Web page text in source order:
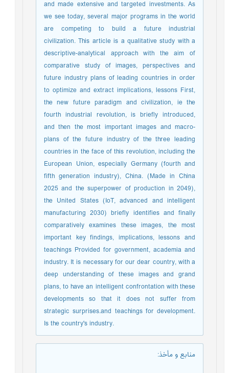
and made extensive and targeted investments. As
we see today, several major programs in the world
are competing to build a future industrial
civilization. This article is a qualitative study with a
descriptive-analytical approach with the aim of
comparative study of images, perspectives and
future industry plans of leading countries in order
to optimize and extract implications, lessons First,
the new future paradigm and civilization, ie the
fourth industrial revolution, is briefly introduced,
and then the most important images and macro-
plans of the future industry of the three leading
countries in the face of this revolution, including the
European Union, especially Germany (fourth and
fifth generation industry), China. (Made in China
2025 and the superpower of production in 2049),
the United States (IoT, advanced and intelligent
manufacturing 2030) briefly identifies and finally
comparatively examines these images, the most
important key findings, implications, lessons and
teachings Provided for government, academia and
industry. It is necessary for our dear country, with a
deep understanding of these images and grand
plans, to have an intelligent confrontation with these
developments so that it does not suffer from
strategic surprises.and teachings for development.
Is the country's industry.
منابع و مأخذ: